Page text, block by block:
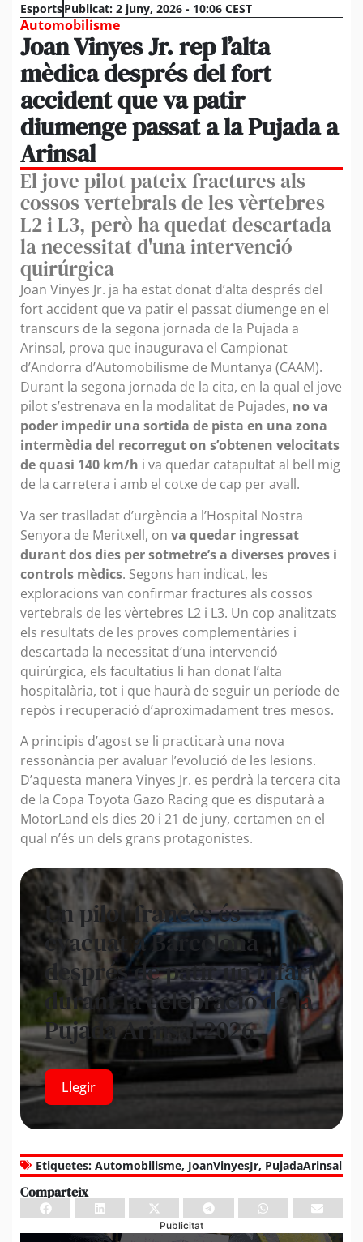
EsportsPublicat: 2 juny, 2026 - 10:06 CEST
Automobilisme
Joan Vinyes Jr. rep l’alta
mèdica després del fort
accident que va patir
diumenge passat a la Pujada a
Arinsal
El jove pilot pateix fractures als
cossos vertebrals de les vèrtebres
L2 i L3, però ha quedat descartada
la necessitat d'una intervenció
quirúrgica
Joan Vinyes Jr. ja ha estat donat d’alta després del
fort accident que va patir el passat diumenge en el
transcurs de la segona jornada de la Pujada a
Arinsal, prova que inaugurava el Campionat
d’Andorra d’Automobilisme de Muntanya (CAAM).
Durant la segona jornada de la cita, en la qual el jove
pilot s’estrenava en la modalitat de Pujades, no va
poder impedir una sortida de pista en una zona
intermèdia del recorregut on s’obtenen velocitats
de quasi 140 km/h i va quedar catapultat al bell mig
de la carretera i amb el cotxe de cap per avall.
Va ser traslladat d’urgència a l’Hospital Nostra
Senyora de Meritxell, on va quedar ingressat
durant dos dies per sotmetre’s a diverses proves i
controls mèdics. Segons han indicat, les
exploracions van confirmar fractures als cossos
vertebrals de les vèrtebres L2 i L3. Un cop analitzats
els resultats de les proves complementàries i
descartada la necessitat d’una intervenció
quirúrgica, els facultatius li han donat l’alta
hospitalària, tot i que haurà de seguir un període de
repòs i recuperació d’aproximadament tres mesos.
A principis d’agost se li practicarà una nova
ressonància per avaluar l’evolució de les lesions.
D’aquesta manera Vinyes Jr. es perdrà la tercera cita
de la Copa Toyota Gazo Racing que es disputarà a
MotorLand els dies 20 i 21 de juny, certamen en el
qual n’és un dels grans protagonistes.
Un pilot francès és
evacuat a Barcelona
després de patir un infart
durant la celebració de la
Pujada Arinsal 2026
Llegir
Etiquetes: Automobilisme, JoanVinyesJr, PujadaArinsal
Comparteix
Publicitat